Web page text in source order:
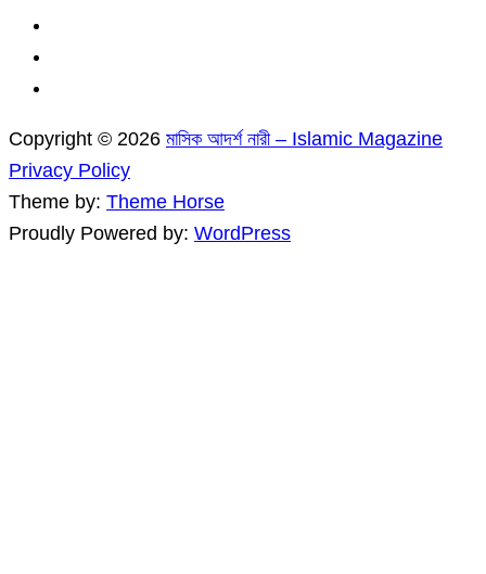
Copyright © 2026 মাসিক আদর্শ নারী – Islamic Magazine
Privacy Policy
Theme by: Theme Horse
Proudly Powered by: WordPress